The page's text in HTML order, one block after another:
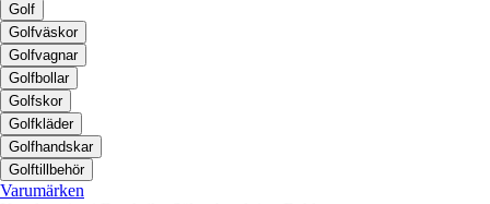
Golf
Golfväskor
Golfvagnar
Golfbollar
Golfskor
Golfkläder
Golfhandskar
Golftillbehör
Varumärken